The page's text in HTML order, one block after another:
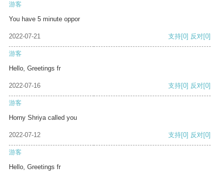
游客
You have 5 minute oppor
2022-07-21 支持[0] 反对[0]
游客
Hello, Greetings fr
2022-07-16 支持[0] 反对[0]
游客
Horny Shriya called you
2022-07-12 支持[0] 反对[0]
游客
Hello, Greetings fr